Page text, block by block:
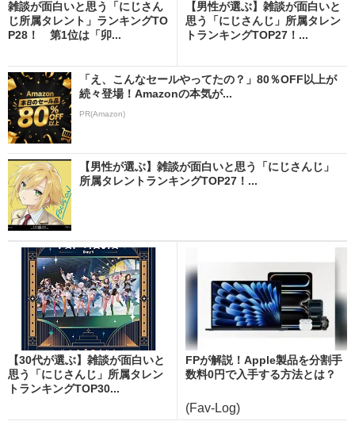
雑談が面白いと思う「にじさん
じ所属タレント」ランキングTO
P28！ 第1位は「卯...
【男性が選ぶ】雑談が面白いと
思う「にじさんじ」所属タレン
トランキングTOP27！...
「え、こんなセールやってたの？」80％OFF以上が
続々登場！Amazonの本気が...
PR(Amazon)
【男性が選ぶ】雑談が面白いと思う「にじさんじ」
所属タレントランキングTOP27！...
【30代が選ぶ】雑談が面白いと
思う「にじさんじ」所属タレン
トランキングTOP30...
FPが解説！Apple製品を分割手
数料0円で入手する方法とは？
(Fav-Log)